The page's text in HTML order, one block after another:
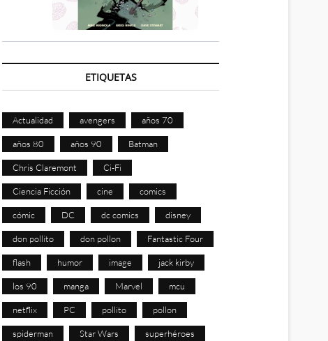
ETIQUETAS
Actualidad avengers años 70
años 80 años 90 Batman
Chris Claremont Ci-Fi
Ciencia Ficción cine comics
cómic DC dc comics disney
don pollito don pollon Fantastic Four
flash humor image jack kirby
los 90 manga Marvel mcu
netflix PC pollito pollon
spiderman Star Wars superhéroes